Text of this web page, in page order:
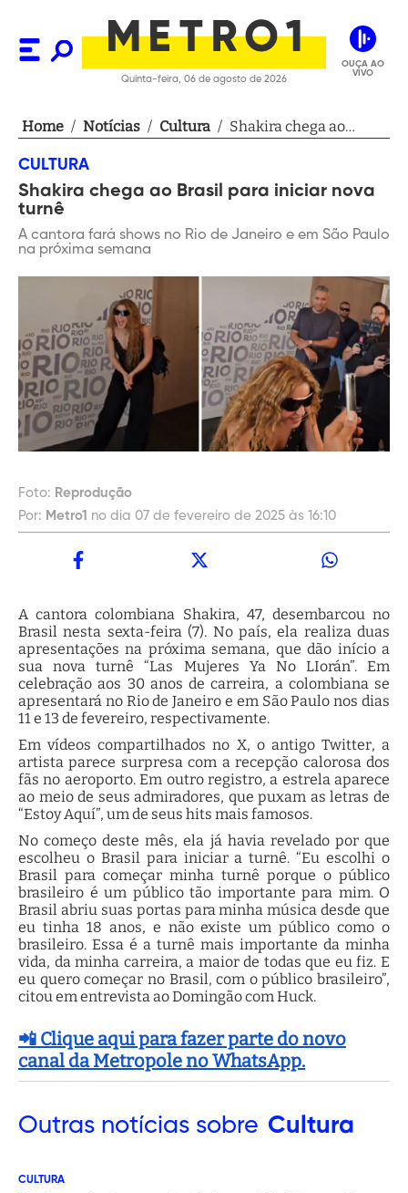
Quinta-feira, 06 de agosto de 2026
OUÇA AO
VIVO
Home / Notícias / Cultura / Shakira chega ao
CULTURA
Shakira chega ao Brasil para iniciar nova
turnê
A cantora fará shows no Rio de Janeiro e em São Paulo
na próxima semana
Foto: Reprodução
Por: Metro1 no dia 07 de fevereiro de 2025 às 16:10
A cantora colombiana Shakira, 47, desembarcou no
Brasil nesta sexta-feira (7). No país, ela realiza duas
apresentações na próxima semana, que dão início a
sua nova turnê “Las Mujeres Ya No LIorán”. Em
celebração aos 30 anos de carreira, a colombiana se
apresentará no Rio de Janeiro e em São Paulo nos dias
11 e 13 de fevereiro, respectivamente.
Em vídeos compartilhados no X, o antigo Twitter, a
artista parece surpresa com a recepção calorosa dos
fãs no aeroporto. Em outro registro, a estrela aparece
ao meio de seus admiradores, que puxam as letras de
“Estoy Aquí”, um de seus hits mais famosos.
No começo deste mês, ela já havia revelado por que
escolheu o Brasil para iniciar a turnê. “Eu escolhi o
Brasil para começar minha turnê porque o público
brasileiro é um público tão importante para mim. O
Brasil abriu suas portas para minha música desde que
eu tinha 18 anos, e não existe um público como o
brasileiro. Essa é a turnê mais importante da minha
vida, da minha carreira, a maior de todas que eu fiz. E
eu quero começar no Brasil, com o público brasileiro”,
citou em entrevista ao Domingão com Huck.
📲 Clique aqui para fazer parte do novo
canal da Metropole no WhatsApp.
Outras notícias sobre Cultura
CULTURA